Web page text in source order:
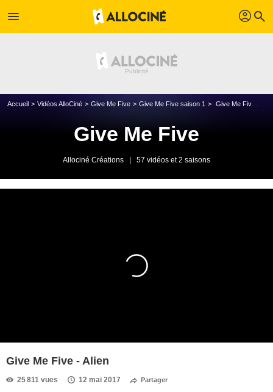
menu profil search
Accueil Vidéos AlloCiné Give Me Five Give Me Five saison 1 Give Me Five - Alien
Give Me Five
Allociné Créations 57 vidéos et 2 saisons
Give Me Five - Alien
25 811 vues 12 mai 2017 Partager